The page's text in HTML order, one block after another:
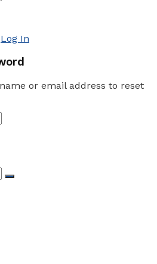
Log In
or email address to reset